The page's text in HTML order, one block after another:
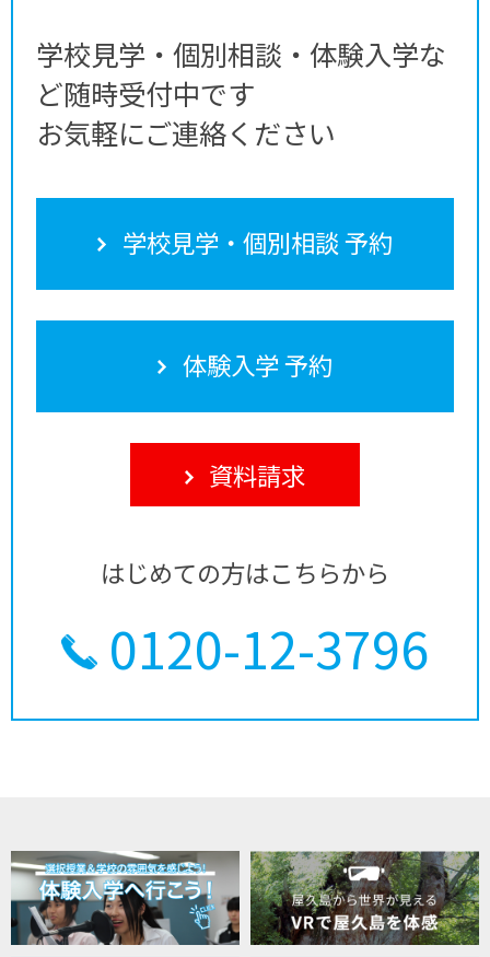
学校見学・個別相談・体験入学な
ど随時受付中です
お気軽にご連絡ください
学校見学・個別相談 予約
体験入学 予約
資料請求
はじめての方はこちらから
0120-12-3796